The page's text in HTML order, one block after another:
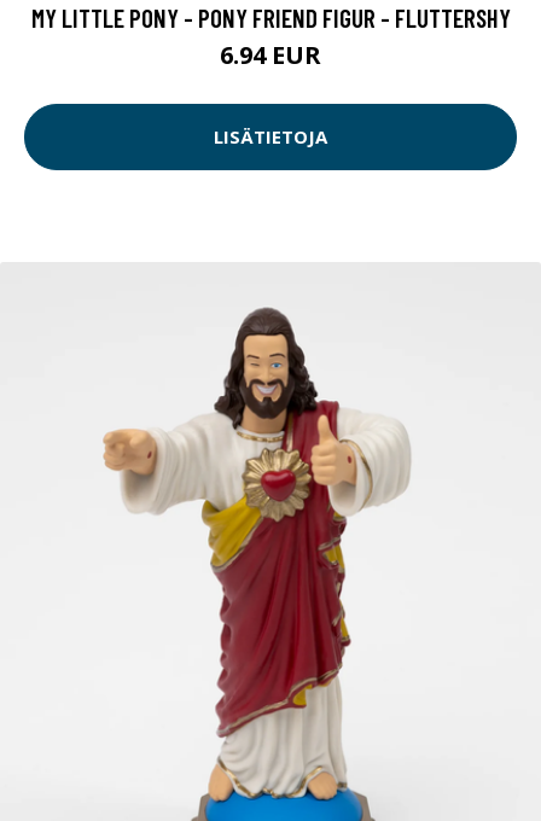
MY LITTLE PONY - PONY FRIEND FIGUR - FLUTTERSHY
6.94 EUR
LISÄTIETOJA